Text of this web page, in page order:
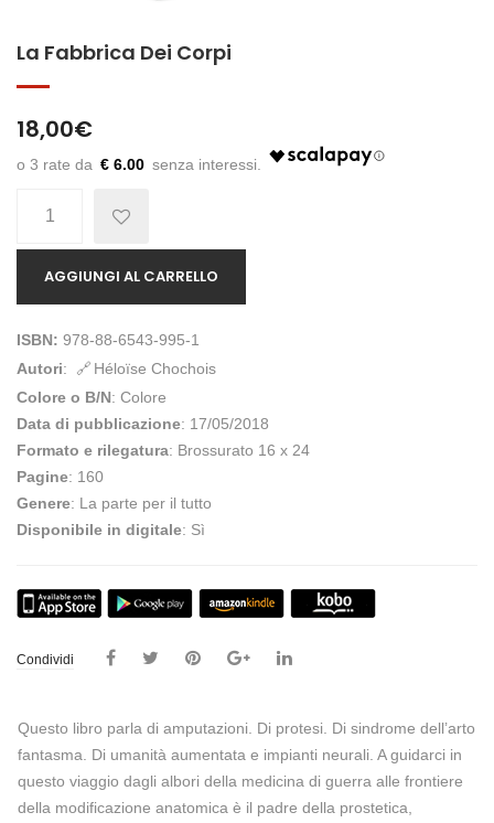
La Fabbrica Dei Corpi
18,00€
€ 6.00
AGGIUNGI AL CARRELLO
ISBN: 978-88-6543-995-1
Autori:
Héloïse Chochois
Colore o B/N: Colore
Data di pubblicazione: 17/05/2018
Formato e rilegatura: Brossurato 16 x 24
Pagine: 160
Genere: La parte per il tutto
Disponibile in digitale: Sì
Condividi
Questo libro parla di amputazioni. Di protesi. Di sindrome dell’arto
fantasma. Di umanità aumentata e impianti neurali. A guidarci in
questo viaggio dagli albori della medicina di guerra alle frontiere
della modificazione anatomica è il padre della prostetica,